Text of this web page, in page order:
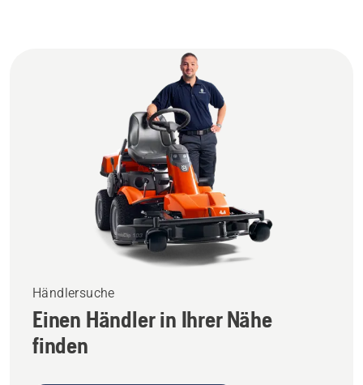
Händlersuche
Einen Händler in Ihrer Nähe
finden